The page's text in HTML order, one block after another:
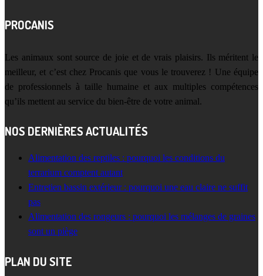
PROCANIS
Les animaux sont source de joie et de vrais plaisirs. Ils méritent le
meilleur, et c’est chez Procanis que vous le trouverez ! Une équipe
de professionnels à taille humaine et aux multiples compétences
qu’ils mettent au service du bien-être de votre animal.
NOS DERNIÈRES ACTUALITÉS
Alimentation des reptiles : pourquoi les conditions du
terrarium comptent autant
Entretien bassin extérieur : pourquoi une eau claire ne suffit
pas
Alimentation des rongeurs : pourquoi les mélanges de graines
sont un piège
PLAN DU SITE